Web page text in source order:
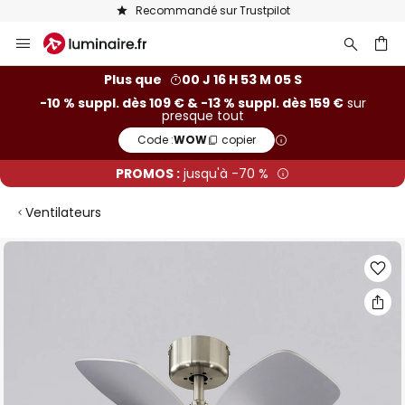
Recommandé sur Trustpilot
Allez
au
Plus que
00 J 16 H 53 M 04 S
-10 % suppl. dès 109 € & -13 % suppl. dès 159 €sur
presque tout
Code :WOW copier
PROMOS : jusqu'à -70 %
Ventilateurs
Skip